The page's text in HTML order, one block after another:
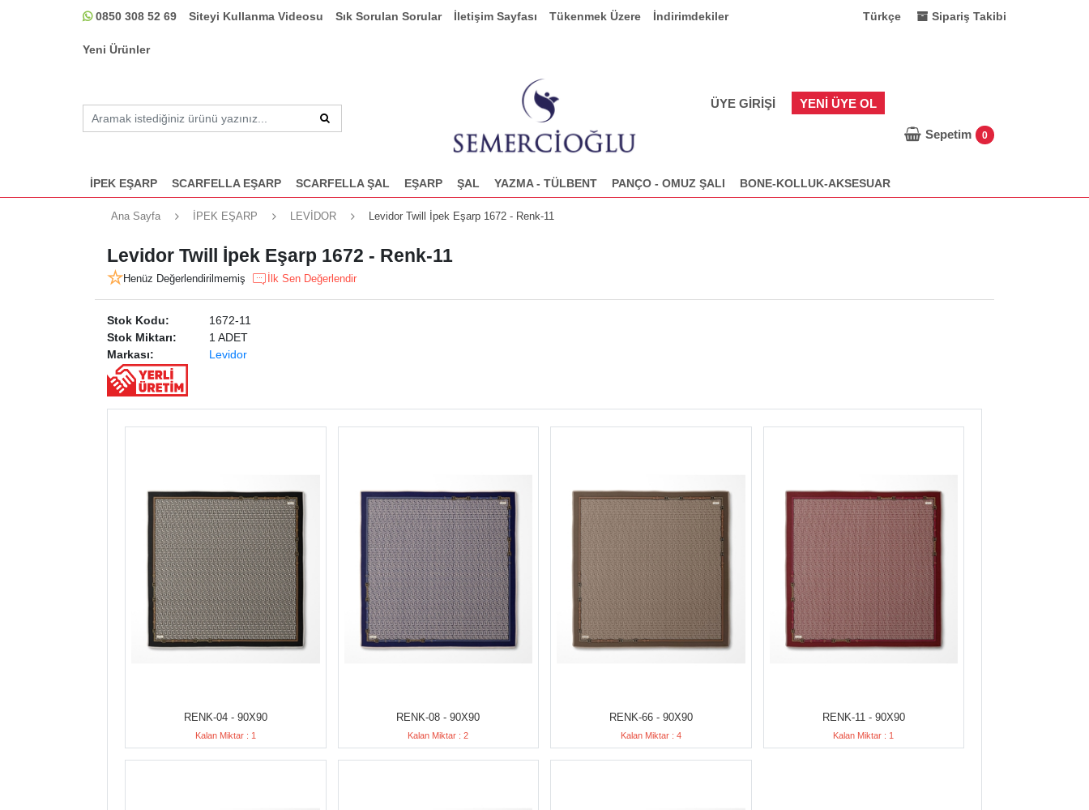
0850 308 52 69 Siteyi Kullanma Videosu Sık Sorulan Sorular İletişim Sayfası Tükenmek Üzere İndirimdekiler
Yeni Ürünler
Sipariş Takibi
Türkçe
ÜYE GIRIŞI YENI ÜYE OL
Sepetim 0
İPEK EŞARP SCARFELLA EŞARP SCARFELLA ŞAL EŞARP ŞAL YAZMA - TÜLBENT PANÇO - OMUZ ŞALI BONE-KOLLUK-AKSESUAR
Ana Sayfa İPEK EŞARP LEVİDOR Levidor Twill İpek Eşarp 1672 - Renk-11
Levidor Twill İpek Eşarp 1672 - Renk-11
Henüz Değerlendirilmemiş İlk Sen Değerlendir
Stok Kodu:
1672-11
Stok Miktarı:
1 ADET
Markası:
Levidor
RENK-04 - 90X90
Kalan Miktar : 1
RENK-08 - 90X90
Kalan Miktar : 2
RENK-66 - 90X90
Kalan Miktar : 4
RENK-11 - 90X90
Kalan Miktar : 1